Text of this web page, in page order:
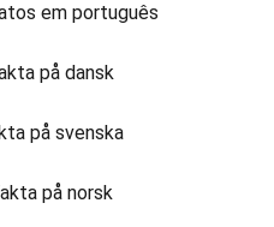
em português
på dansk
på svenska
på norsk